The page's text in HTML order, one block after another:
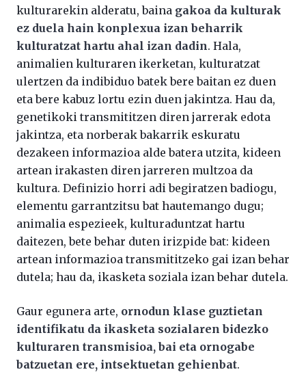
kulturarekin alderatu, baina gakoa da kulturak
ez duela hain konplexua izan beharrik
kulturatzat hartu ahal izan dadin. Hala,
animalien kulturaren ikerketan, kulturatzat
ulertzen da indibiduo batek bere baitan ez duen
eta bere kabuz lortu ezin duen jakintza. Hau da,
genetikoki transmititzen diren jarrerak edota
jakintza, eta norberak bakarrik eskuratu
dezakeen informazioa alde batera utzita, kideen
artean irakasten diren jarreren multzoa da
kultura. Definizio horri adi begiratzen badiogu,
elementu garrantzitsu bat hautemango dugu;
animalia espezieek, kulturaduntzat hartu
daitezen, bete behar duten irizpide bat: kideen
artean informazioa transmititzeko gai izan behar
dutela; hau da, ikasketa soziala izan behar dutela.
Gaur egunera arte, ornodun klase guztietan
identifikatu da ikasketa sozialaren bidezko
kulturaren transmisioa, bai eta ornogabe
batzuetan ere, intsektuetan gehienbat.